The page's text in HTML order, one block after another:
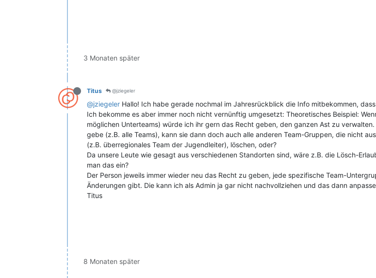
3 Monaten später
Titus @jziegeler
@jziegeler Hallo! Ich habe gerade nochmal im Jahresrückblick die Info mitbekommen,
Ich bekomme es aber immer noch nicht vernünftig umgesetzt: Theoretisches Beispiel:
möglichen Unterteams) würde ich ihr gern das Recht geben, den ganzen Ast zu
gebe (z.B. alle Teams), kann sie dann doch auch alle anderen Team-Gruppen, die nicht
(z.B. überregionales Team der Jugendleiter), löschen, oder?
Da unsere Leute wie gesagt aus verschiedenen Standorten sind, wäre z.B. die Lösch-
man das ein?
Der Person jeweils immer wieder neu das Recht zu geben, jede spezifische Team-
Änderungen gibt. Die kann ich als Admin ja gar nicht nachvollziehen und das dann
Titus
8 Monaten später